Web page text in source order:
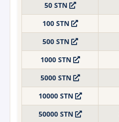
50 STN
100 STN
500 STN
1000 STN
5000 STN
10000 STN
50000 STN